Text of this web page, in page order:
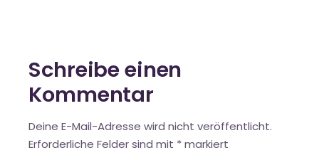
Schreibe einen
Kommentar
Deine E-Mail-Adresse wird nicht veröffentlicht.
Erforderliche Felder sind mit * markiert